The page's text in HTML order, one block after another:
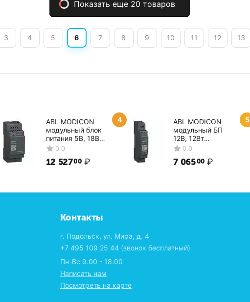
Показать еще 20 товаров
3 4 5 6 7 8 9 10 11 12 13
ABL MODICON
модульный блок
питания 5В, 18Вт
ABLM1A05036
0.0
12 52700 ₽
4
ABL MODICON
модульный БП
12В, 12Вт
ABLM1A12010
0.0
7 06500 ₽
5
Контакты
г. Подольск, ул. Мира, д. 4
+7 495 109 25 44(звонок бесплатный)
Пн-Вс 9.00 - 18.00
Написать нам
Посмотреть на карте